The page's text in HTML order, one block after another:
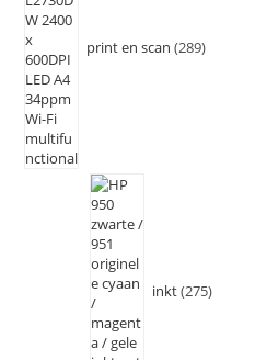
print en scan 289
inkt 275